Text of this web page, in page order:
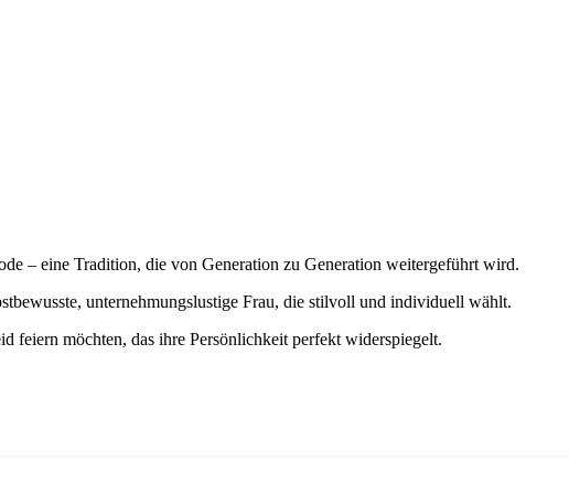
– eine Tradition, die von Generation zu Generation weitergeführt wird.
unternehmungslustige Frau, die stilvoll und individuell wählt.
feiern möchten, das ihre Persönlichkeit perfekt widerspiegelt.